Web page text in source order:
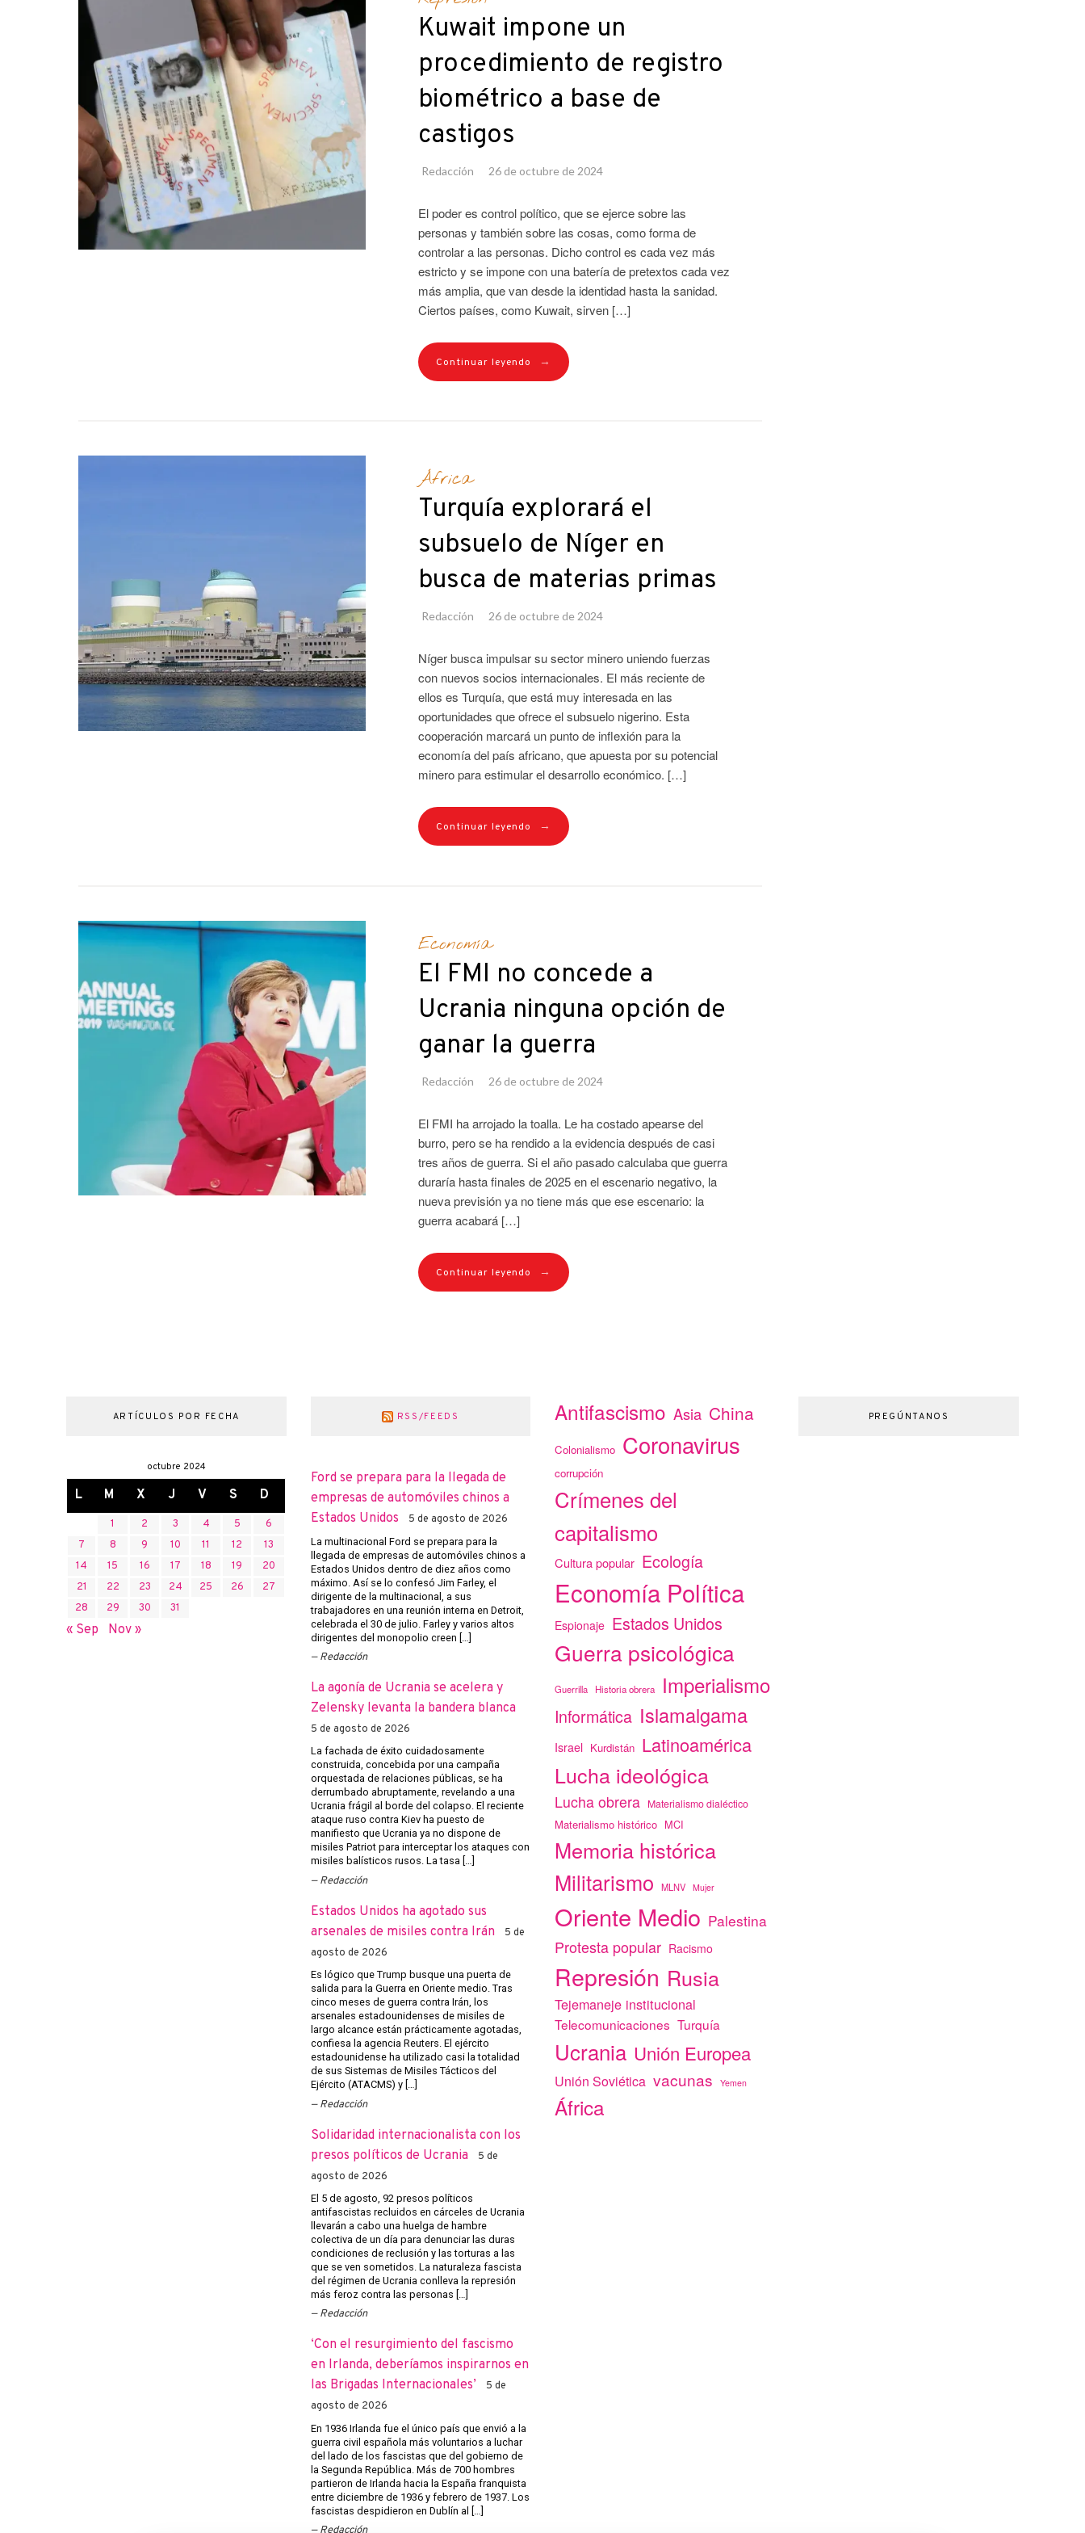
Kuwait impone un
procedimiento de registro
biométrico a base de
castigos
Redacción 26 de octubre de 2024
El poder es control político, que se ejerce sobre las
personas y también sobre las cosas, como forma de
controlar a las personas. Dicho control es cada vez más
estricto y se impone con una batería de pretextos cada vez
más amplia, que van desde la identidad hasta la sanidad.
Ciertos países, como Kuwait, sirven […]
Continuar leyendo →
África
Turquía explorará el
subsuelo de Níger en
busca de materias primas
Redacción 26 de octubre de 2024
Níger busca impulsar su sector minero uniendo fuerzas
con nuevos socios internacionales. El más reciente de
ellos es Turquía, que está muy interesada en las
oportunidades que ofrece el subsuelo nigerino. Esta
cooperación marcará un punto de inflexión para la
economía del país africano, que apuesta por su potencial
minero para estimular el desarrollo económico. […]
Continuar leyendo →
Economía
El FMI no concede a
Ucrania ninguna opción de
ganar la guerra
Redacción 26 de octubre de 2024
El FMI ha arrojado la toalla. Le ha costado apearse del
burro, pero se ha rendido a la evidencia después de casi
tres años de guerra. Si el año pasado calculaba que guerra
duraría hasta finales de 2025 en el escenario negativo, la
nueva previsión ya no tiene más que ese escenario: la
guerra acabará […]
Continuar leyendo →
ARTÍCULOS POR FECHA
octubre 2024
L M X J V S D
1 2 3 4 5
6
7
8 9 10 11 12
13
14
15 16 17 18 19
20
21
22 23 24 25 26
27
28
29 30 31
« Sep Nov »
RSS/FEEDS
Ford se prepara para la llegada de
empresas de automóviles chinos a
Estados Unidos
5 de agosto de 2026
La multinacional Ford se prepara para la
llegada de empresas de automóviles chinos a
Estados Unidos dentro de diez años como
máximo. Así se lo confesó Jim Farley, el
dirigente de la multinacional, a sus
trabajadores en una reunión interna en Detroit,
celebrada el 30 de julio. Farley y varios altos
dirigentes del monopolio creen […]
Redacción
La agonía de Ucrania se acelera y
Zelensky levanta la bandera blanca
5 de agosto de 2026
La fachada de éxito cuidadosamente
construida, concebida por una campaña
orquestada de relaciones públicas, se ha
derrumbado abruptamente, revelando a una
Ucrania frágil al borde del colapso. El reciente
ataque ruso contra Kiev ha puesto de
manifiesto que Ucrania ya no dispone de
misiles Patriot para interceptar los ataques con
misiles balísticos rusos. La tasa […]
Redacción
Estados Unidos ha agotado sus
arsenales de misiles contra Irán
5 de
agosto de 2026
Es lógico que Trump busque una puerta de
salida para la Guerra en Oriente medio. Tras
cinco meses de guerra contra Irán, los
arsenales estadounidenses de misiles de
largo alcance están prácticamente agotadas,
confiesa la agencia Reuters. El ejército
estadounidense ha utilizado casi la totalidad
de sus Sistemas de Misiles Tácticos del
Ejército (ATACMS) y […]
Redacción
Solidaridad internacionalista con los
presos políticos de Ucrania
5 de
agosto de 2026
El 5 de agosto, 92 presos políticos
antifascistas recluidos en cárceles de Ucrania
llevarán a cabo una huelga de hambre
colectiva de un día para denunciar las duras
condiciones de reclusión y las torturas a las
que se ven sometidos. La naturaleza fascista
del régimen de Ucrania conlleva la represión
más feroz contra las personas […]
Redacción
‘Con el resurgimiento del fascismo
en Irlanda, deberíamos inspirarnos en
las Brigadas Internacionales’
5 de
agosto de 2026
En 1936 Irlanda fue el único país que envió a la
guerra civil española más voluntarios a luchar
del lado de los fascistas que del gobierno de
la Segunda República. Más de 700 hombres
partieron de Irlanda hacia la España franquista
entre diciembre de 1936 y febrero de 1937. Los
fascistas despidieron en Dublín al […]
Antifascismo Asia China
Colonialismo Coronavirus
corrupción
Crímenes del
capitalismo
Cultura popular Ecología
Economía Política
Espionaje Estados Unidos
Guerra psicológica
Guerrilla Historia obrera Imperialismo
Informática Islamalgama
Israel Kurdistán Latinoamérica
Lucha ideológica
Lucha obrera Materialismo dialéctico
Materialismo histórico MCI
Memoria histórica
Militarismo
MLNV Mujer
Oriente Medio Palestina
Protesta popular Racismo
Represión Rusia
Tejemaneje institucional
Telecomunicaciones Turquía
Ucrania Unión Europea
Unión Soviética vacunas Yemen
África
PREGÚNTANOS